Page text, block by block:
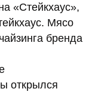
«Стейкхаус»,
Мясо
бренда
открылся